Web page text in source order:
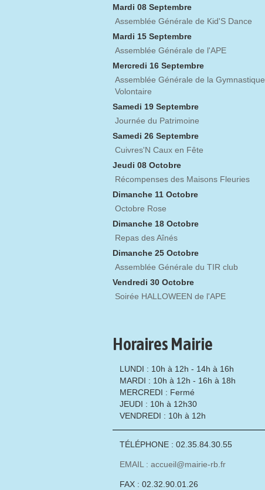
Mardi 08 Septembre
Assemblée Générale de Kid'S Dance
Mardi 15 Septembre
Assemblée Générale de l'APE
Mercredi 16 Septembre
Assemblée Générale de la Gymnastique
Volontaire
Samedi 19 Septembre
Journée du Patrimoine
Samedi 26 Septembre
Cuivres'N Caux en Fête
Jeudi 08 Octobre
Récompenses des Maisons Fleuries
Dimanche 11 Octobre
Octobre Rose
Dimanche 18 Octobre
Repas des Aînés
Dimanche 25 Octobre
Assemblée Générale du TIR club
Vendredi 30 Octobre
Soirée HALLOWEEN de l'APE
Horaires Mairie
LUNDI : 10h à 12h - 14h à 16h
MARDI : 10h à 12h - 16h à 18h
MERCREDI : Fermé
JEUDI : 10h à 12h30
VENDREDI : 10h à 12h
TÉLÉPHONE : 02.35.84.30.55
EMAIL : accueil@mairie-rb.fr
FAX : 02.32.90.01.26